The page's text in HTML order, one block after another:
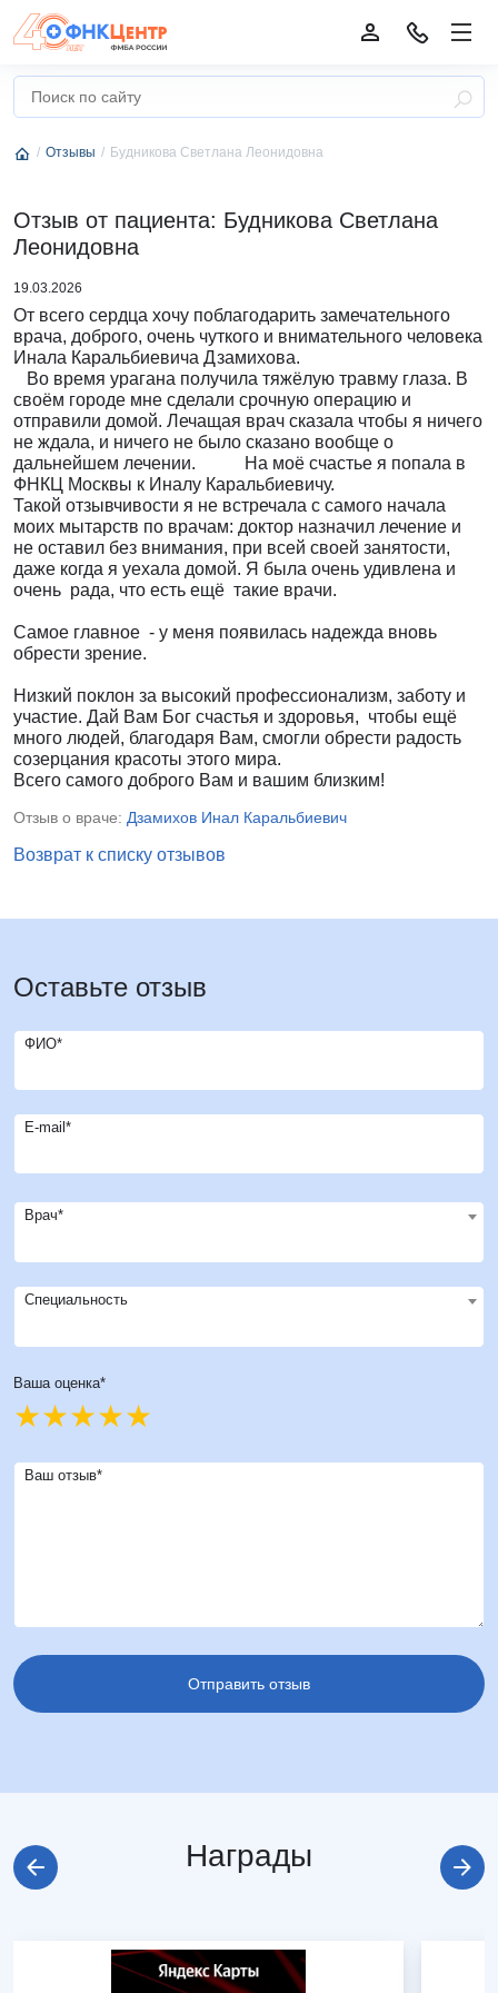
Отзывы Будникова Светлана Леонидовна
Отзыв от пациента: Будникова Светлана
Леонидовна
19.03.2026
От всего сердца хочу поблагодарить замечательного
врача, доброго, очень чуткого и внимательного человека
Инала Каральбиевича Дзамихова.
Во время урагана получила тяжёлую травму глаза. В
своём городе мне сделали срочную операцию и
отправили домой. Лечащая врач сказала чтобы я ничего
не ждала, и ничего не было сказано вообще о
дальнейшем лечении. На моё счастье я попала в
ФНКЦ Москвы к Иналу Каральбиевичу.
Такой отзывчивости я не встречала с самого начала
моих мытарств по врачам: доктор назначил лечение и
не оставил без внимания, при всей своей занятости,
даже когда я уехала домой. Я была очень удивлена и
очень рада, что есть ещё такие врачи.
Самое главное - у меня появилась надежда вновь
обрести зрение.
Низкий поклон за высокий профессионализм, заботу и
участие. Дай Вам Бог счастья и здоровья, чтобы ещё
много людей, благодаря Вам, смогли обрести радость
созерцания красоты этого мира.
Всего самого доброго Вам и вашим близким!
Отзыв о враче: Дзамихов Инал Каральбиевич
Возврат к списку отзывов
Оставьте отзыв
ФИО*
E-mail*
Врач*
Специальность
Ваша оценка*
Ваш отзыв*
Награды